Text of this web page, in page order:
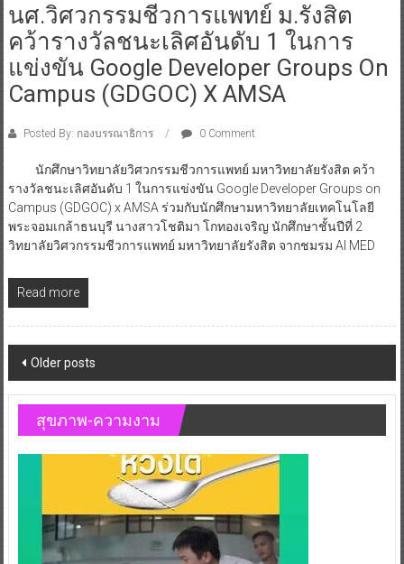
นศ.วิศวกรรมชีวการแพทย์ ม.รังสิต
คว้ารางวัลชนะเลิศอันดับ 1 ในการ
แข่งขัน Google Developer Groups On
Campus (GDGOC) X AMSA
Posted By: กองบรรณาธิการ 0 Comment
นักศึกษาวิทยาลัยวิศวกรรมชีวการแพทย์ มหาวิทยาลัยรังสิต คว้า
รางวัลชนะเลิศอันดับ 1 ในการแข่งขัน Google Developer Groups on
Campus (GDGOC) x AMSA ร่วมกับนักศึกษามหาวิทยาลัยเทคโนโลยี
พระจอมเกล้าธนบุรี นางสาวโชติมา โกทองเจริญ นักศึกษาชั้นปีที่ 2
วิทยาลัยวิศวกรรมชีวการแพทย์ มหาวิทยาลัยรังสิต จากชมรม AI MED
Read more
Posts
navigation
Older posts
สุขภาพ-ความงาม